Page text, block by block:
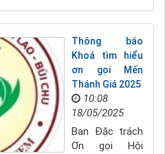
Thông báo
Khoá tìm hiểu
ơn gọi Mến
Thánh Giá 2025
10:08
18/05/2025
Ban Đặc trách
Ơn gọi Hội